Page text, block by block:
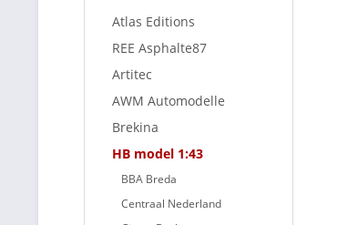
Atlas Editions
REE Asphalte87
Artitec
AWM Automodelle
Brekina
HB model 1:43
BBA Breda
Centraal Nederland